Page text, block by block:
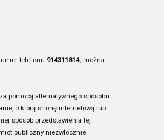
telefonu 914311814, można
pomocą alternatywnego sposobu
o którą stronę internetową lub
sposób przedstawienia tej
publiczny niezwłocznie